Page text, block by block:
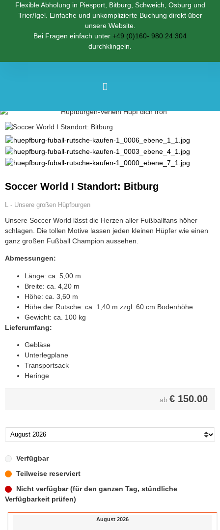
Flexible Abholung in Piesport, Bitburg, Schweich, Osburg und
Trier/Igel. Einfache und unkomplizierte Buchung direkt über
unsere Website.
Bei Fragen einfach unter +49 (0)160- 980 24 304
durchklingeln.
Soccer World I Standort: Bitburg
L - Unsere großen Hüpfburgen
Unsere Soccer World lässt die Herzen aller Fußballfans höher
schlagen. Die tollen Motive lassen jeden kleinen Hüpfer wie einen
ganz großen Fußball Champion aussehen.
Abmessungen:
Länge: ca. 5,00 m
Breite: ca. 4,20 m
Höhe: ca. 3,60 m
Höhe der Rutsche: ca. 1,40 m zzgl. 60 cm Bodenhöhe
Gewicht: ca. 100 kg
Lieferumfang:
Gebläse
Unterlegplane
Transportsack
Heringe
ab € 150.00
Verfügbar
Teilweise reserviert
Nicht verfügbar (für den ganzen Tag, stündliche
Verfügbarkeit prüfen)
August 2026